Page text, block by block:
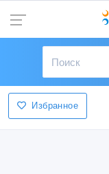
Избранное